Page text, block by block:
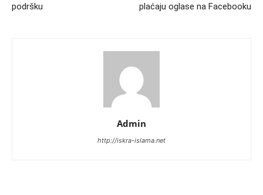
podršku
plaćaju oglase na Facebooku
Admin
http://iskra-islama.net